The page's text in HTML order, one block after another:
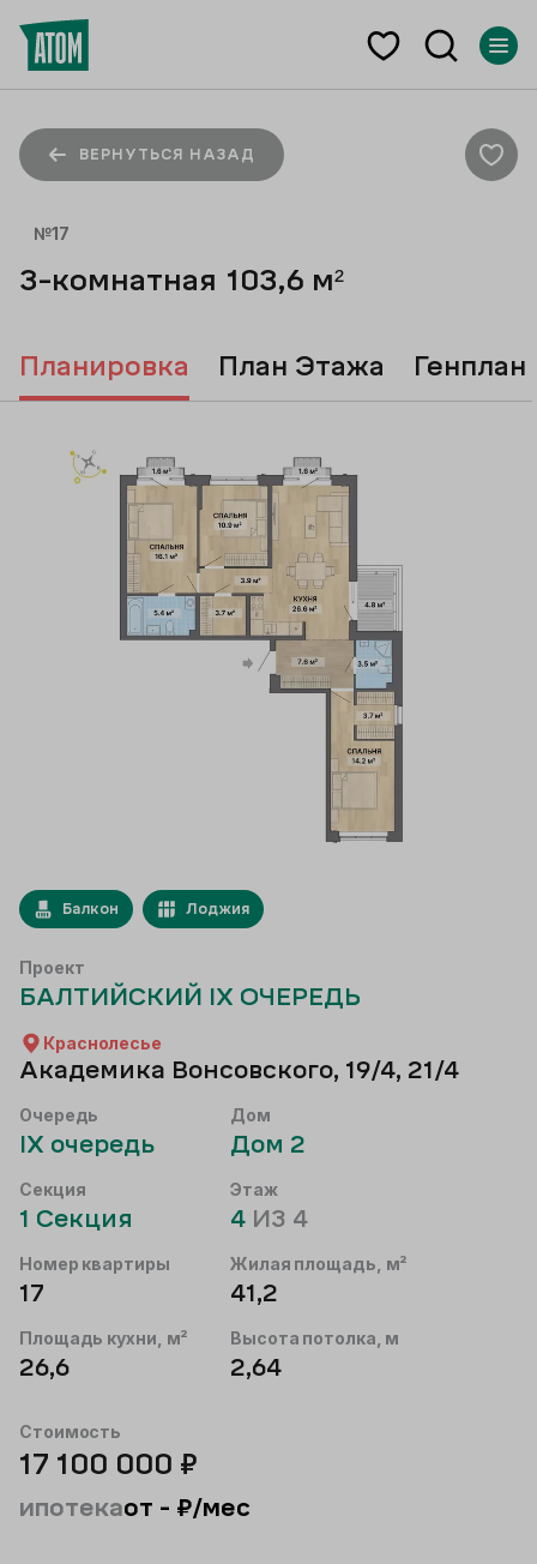
ВЕРНУТЬСЯ НАЗАД
№17
3-комнатная 103,6 м²
Балкон Лоджия
Проект
БАЛТИЙСКИЙ IX ОЧЕРЕДЬ
Краснолесье
Академика Вонсовского, 19/4, 21/4
Очередь
IX очередь
Дом
Дом 2
Секция
1 Секция
Этаж
4 ИЗ 4
Номер квартиры
17
Жилая площадь, м²
41,2
Площадь кухни, м²
26,6
Высота потолка, м
2,64
Стоимость
17 100 000 ₽
ипотекаот - ₽/мес
Планировка План Этажа Генплан